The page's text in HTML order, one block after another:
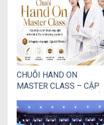
CHUỖI HAND ON
MASTER CLASS – CẬP
MỸ QUỐC TẾ